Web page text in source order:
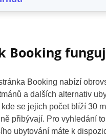
Booking
Booking nabízí
a dalších alternativ
se jejich počet blíží 30
přibývají. Pro vyhledání
ubytování máte k